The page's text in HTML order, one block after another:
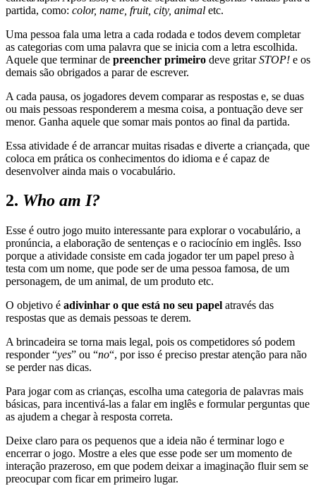
partida, como: color, name, fruit, city, animal etc.
Uma pessoa fala uma letra a cada rodada e todos devem completar
as categorias com uma palavra que se inicia com a letra escolhida.
Aquele que terminar de preencher primeiro deve gritarSTOP! e os
demais são obrigados a parar de escrever.
A cada pausa, os jogadores devem comparar as respostas e, se duas
ou mais pessoas responderem a mesma coisa, a pontuação deve ser
menor. Ganha aquele que somar mais pontos ao final da partida.
Essa atividade é de arrancar muitas risadas e diverte a criançada, que
coloca em prática os conhecimentos do idioma e é capaz de
desenvolver ainda mais o vocabulário.
2. Who am I?
Esse é outro jogo muito interessante para explorar o vocabulário, a
pronúncia, a elaboração de sentenças e o raciocínio em inglês. Isso
porque a atividade consiste em cada jogador ter um papel preso à
testa com um nome, que pode ser de uma pessoa famosa, de um
personagem, de um animal, de um produto etc.
O objetivo é adivinhar o que está no seu papel através das
respostas que as demais pessoas te derem.
A brincadeira se torna mais legal, pois os competidores só podem
responder “yes” ou “no“, por isso é preciso prestar atenção para não
se perder nas dicas.
Para jogar com as crianças, escolha uma categoria de palavras mais
básicas, para incentivá-las a falar em inglês e formular perguntas que
as ajudem a chegar à resposta correta.
Deixe claro para os pequenos que a ideia não é terminar logo e
encerrar o jogo. Mostre a eles que esse pode ser um momento de
interação prazeroso, em que podem deixar a imaginação fluir sem se
preocupar com ficar em primeiro lugar.